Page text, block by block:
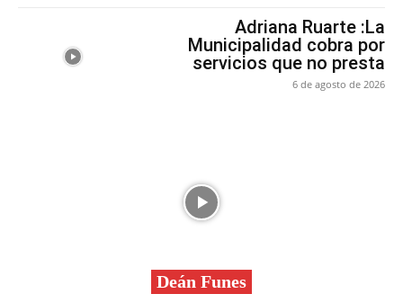
Adriana Ruarte :La
Municipalidad cobra por
servicios que no presta
6 de agosto de 2026
Deán Funes